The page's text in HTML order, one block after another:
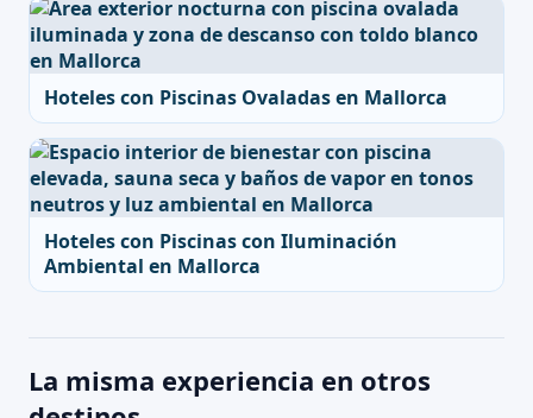
Hoteles con Piscinas Ovaladas en Mallorca
Hoteles con Piscinas con Iluminación
Ambiental en Mallorca
La misma experiencia en otros